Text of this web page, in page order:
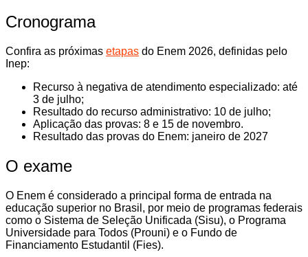
Cronograma
Confira as próximas etapas do Enem 2026, definidas pelo
Inep:
Recurso à negativa de atendimento especializado: até
3 de julho;
Resultado do recurso administrativo: 10 de julho;
Aplicação das provas: 8 e 15 de novembro.
Resultado das provas do Enem: janeiro de 2027
O exame
O Enem é considerado a principal forma de entrada na
educação superior no Brasil, por meio de programas federais
como o Sistema de Seleção Unificada (Sisu), o Programa
Universidade para Todos (Prouni) e o Fundo de
Financiamento Estudantil (Fies).